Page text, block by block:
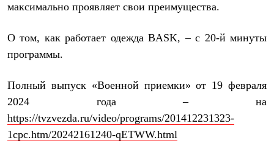
Куртки
Жилеты
Теплое термобелье
Легкое термобелье
Футболки
Рубашки
Толстовки
Брюки
максимально проявляет свои преимущества.
О том, как работает одежда BASK, – с 20-й минуты
программы.
Полный выпуск «Военной приемки» от 19 февраля
2024 года – на
https://tvzvezda.ru/video/programs/201412231323-
1cpc.htm/20242161240-qETWW.html